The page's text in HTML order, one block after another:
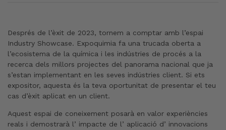
Després de l’èxit de 2023, tornem a comptar amb l’espai
Industry Showcase. Expoquimia fa una trucada oberta a
l’ecosistema de la química i les indústries de procés a la
recerca dels millors projectes del panorama nacional que ja
s’estan implementant en les seves indústries client. Si ets
expositor, aquesta és la teva oportunitat de presentar el teu
cas d’èxit aplicat en un client.
Aquest espai de coneixement posarà en valor experiències
reals i demostrarà l’ impacte de l’ aplicació d’ innovacions